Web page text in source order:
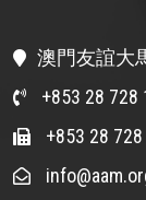
澳門友誼大
+853 28 728
+853 28